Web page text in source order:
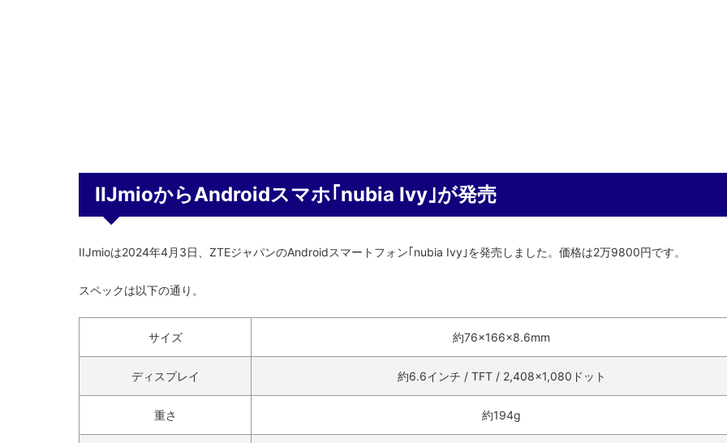
IIJmioからAndroidスマホ｢nubia Ivy｣が発売
IIJmioは2024年4月3日、ZTEジャパンのAndroidスマートフォン｢nubia Ivy｣を発売しました。価格は2万9800円です。
スペックは以下の通り。
サイズ 約76×166×8.6mm
ディスプレイ 約6.6インチ / TFT / 2,408×1,080ドット
重さ 約194g